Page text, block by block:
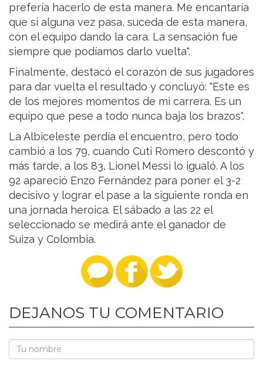
prefería hacerlo de esta manera. Me encantaría
que si alguna vez pasa, suceda de esta manera,
con el equipo dando la cara. La sensación fue
siempre que podíamos darlo vuelta".
Finalmente, destacó el corazón de sus jugadores
para dar vuelta el resultado y concluyó: "Este es
de los mejores momentos de mi carrera. Es un
equipo que pese a todo nunca baja los brazos".
La Albiceleste perdía el encuentro, pero todo
cambió a los 79, cuando Cuti Romero descontó y
más tarde, a los 83, Lionel Messi lo igualó. A los
92 apareció Enzo Fernández para poner el 3-2
decisivo y lograr el pase a la siguiente ronda en
una jornada heroica. El sábado a las 22 el
seleccionado se medirá ante el ganador de
Suiza y Colombia.
DEJANOS TU COMENTARIO